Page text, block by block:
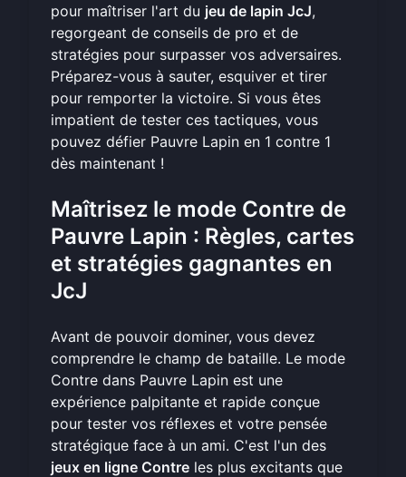
pour maîtriser l'art du jeu de lapin JcJ,
regorgeant de conseils de pro et de
stratégies pour surpasser vos adversaires.
Préparez-vous à sauter, esquiver et tirer
pour remporter la victoire. Si vous êtes
impatient de tester ces tactiques, vous
pouvez défier Pauvre Lapin en 1 contre 1
dès maintenant !
Maîtrisez le mode Contre de
Pauvre Lapin : Règles, cartes
et stratégies gagnantes en
JcJ
Avant de pouvoir dominer, vous devez
comprendre le champ de bataille. Le mode
Contre dans Pauvre Lapin est une
expérience palpitante et rapide conçue
pour tester vos réflexes et votre pensée
stratégique face à un ami. C'est l'un des
jeux en ligne Contre les plus excitants que